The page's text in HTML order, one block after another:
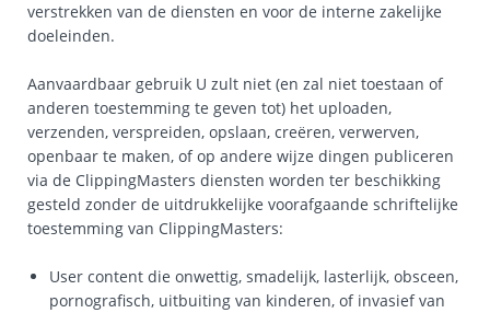
verstrekken van de diensten en voor de interne zakelijke
doeleinden.
Aanvaardbaar gebruik U zult niet (en zal niet toestaan of
anderen toestemming te geven tot) het uploaden,
verzenden, verspreiden, opslaan, creëren, verwerven,
openbaar te maken, of op andere wijze dingen publiceren
via de ClippingMasters diensten worden ter beschikking
gesteld zonder de uitdrukkelijke voorafgaande schriftelijke
toestemming van ClippingMasters:
User content die onwettig, smadelijk, lasterlijk, obsceen,
pornografisch, uitbuiting van kinderen, of invasief van